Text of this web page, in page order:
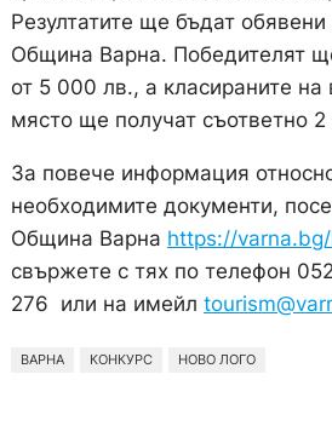
Резултатите ще бъдат обявени
Община Варна. Победителят
от 5 000 лв., а класираните на
място ще получат съответно
За повече информация
необходимите документи,
Община Варна https://
свържете с тях по телефон
276 или на имейл
ВАРНА КОНКУРС НОВО ЛОГО